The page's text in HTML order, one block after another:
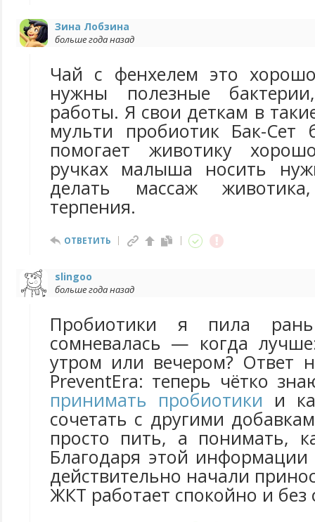
Зина Лобзина
больше года назад
Чай с фенхелем это
нужны полезные
работы. Я свои деткам в
мульти пробиотик Бак-Сет
помогает животику
ручках малыша носить
делать массаж
терпения.
ОТВЕТИТЬ
slingoo
больше года назад
Пробиотики я пила
сомневалась — когда
утром или вечером? Ответ
PreventEra: теперь чётко
принимать пробиотики и
сочетать с другими
просто пить, а понимать,
Благодаря этой
действительно начали
ЖКТ работает спокойно и без